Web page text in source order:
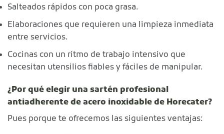
Salteados rápidos con poca grasa.
Elaboraciones que requieren una limpieza inmediata
entre servicios.
Cocinas con un ritmo de trabajo intensivo que
necesitan utensilios fiables y fáciles de manipular.
¿Por qué elegir una sartén profesional
antiadherente de acero inoxidable de Horecater?
Pues porque te ofrecemos las siguientes ventajas: